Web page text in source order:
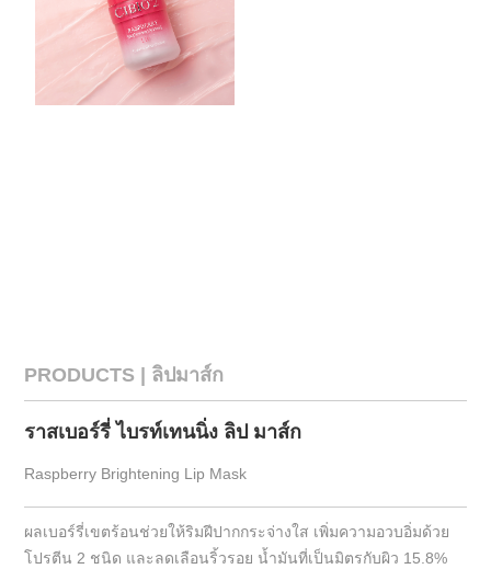
PRODUCTS | ลิปมาส์ก
ราสเบอร์รี่ ไบรท์เทนนิ่ง ลิป มาส์ก
Raspberry Brightening Lip Mask
ผลเบอร์รี่เขตร้อนช่วยให้ริมฝีปากกระจ่างใส เพิ่มความอวบอิ่มด้วย
โปรตีน 2 ชนิด และลดเลือนริ้วรอย น้ำมันที่เป็นมิตรกับผิว 15.8%